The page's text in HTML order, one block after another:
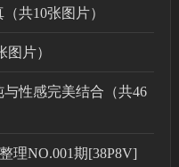
共10张图片）
片）
性感完美结合（共46
理NO.001期[38P8V]